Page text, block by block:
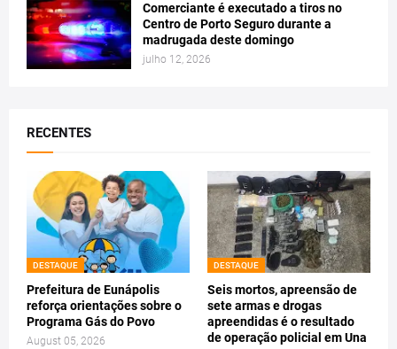
Comerciante é executado a tiros no
Centro de Porto Seguro durante a
madrugada deste domingo
julho 12, 2026
RECENTES
DESTAQUE
Prefeitura de Eunápolis
reforça orientações sobre o
Programa Gás do Povo
August 05, 2026
DESTAQUE
Seis mortos, apreensão de
sete armas e drogas
apreendidas é o resultado
de operação policial em Una